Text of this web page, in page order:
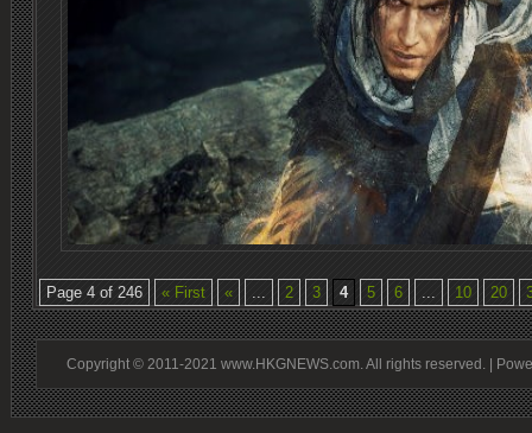
Page 4 of 246 « First « ... 2 3 4 5 6 ... 10 20
Copyright © 2011-2021 www.HKGNEWS.com. All rights reserved. |